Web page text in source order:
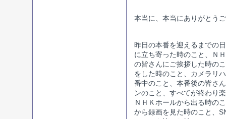
本当に、本当にありがとう
昨日の本番を迎えるまでの
に立ち寄った時のこと、Ｎ
の皆さんにご挨拶した時の
をした時のこと、カメラリ
番中のこと、本番後の皆さ
ンのこと、すべてが終わり
ＮＨＫホールから出る時の
から録画を見た時のこと、